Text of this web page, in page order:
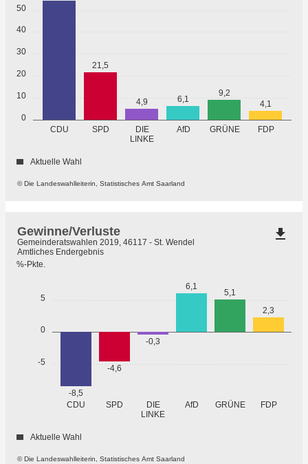
0
10
20
30
40
50
CDU SPD
DIE
LINKE
AfD GRÜNE FDP
21,5
4,9 6,1
9,2
4,1
© Die Landeswahlleiterin, Statistisches Amt Saarland
Aktuelle Wahl
-5
0
5
%-Pkte.
CDU SPD
DIE
LINKE
AfD GRÜNE FDP
-8,5
-4,6
-0,3
6,1
5,1
2,3
© Die Landeswahlleiterin, Statistisches Amt Saarland
Gewinne/Verluste
Gemeinderatswahlen 2019, 46117 - St. Wendel
Amtliches Endergebnis
Aktuelle Wahl
file_download